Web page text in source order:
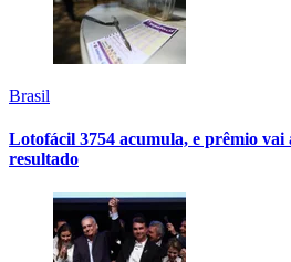
Brasil
Lotofácil 3754 acumula, e prêmio vai
resultado